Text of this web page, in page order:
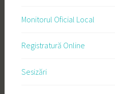
Monitorul Oficial Local
Registratură Online
Sesizări